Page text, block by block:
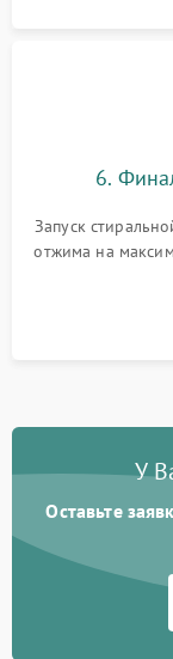
6.
Запуск
отжима на
У
Оставьте